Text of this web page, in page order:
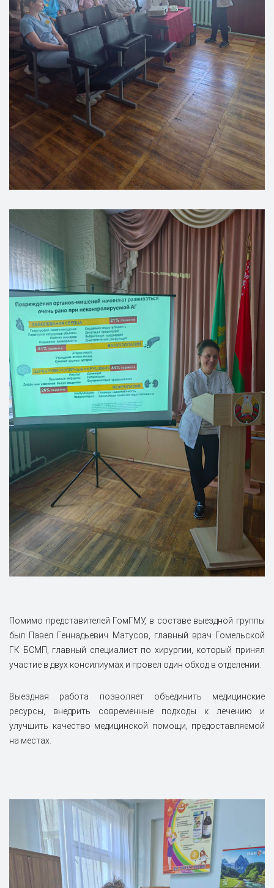
Помимо представителей ГомГМУ, в составе выездной группы
был Павел Геннадьевич Матусов, главный врач Гомельской
ГК БСМП, главный специалист по хирургии, который принял
участие в двух консилиумах и провел один обход в отделении.
Выездная работа позволяет объединить медицинские
ресурсы, внедрить современные подходы к лечению и
улучшить качество медицинской помощи, предоставляемой
на местах.